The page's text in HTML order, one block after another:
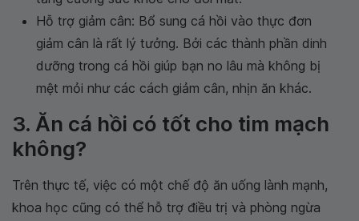
Hỗ trợ giảm cân: Bổ sung cá hồi vào thực đơn
giảm cân là rất lý tưởng. Bởi các thành phần dinh
dưỡng trong cá hồi giúp bạn no lâu mà không bị
mệt mỏi như các cách giảm cân, nhịn ăn khác.
3. Ăn cá hồi có tốt cho tim mạch
không?
Trên thực tế, việc có một chế độ ăn uống lành mạnh,
khoa học cũng có thể hỗ trợ điều trị và phòng ngừa